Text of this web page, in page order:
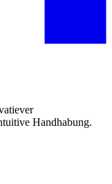
Handhabung.